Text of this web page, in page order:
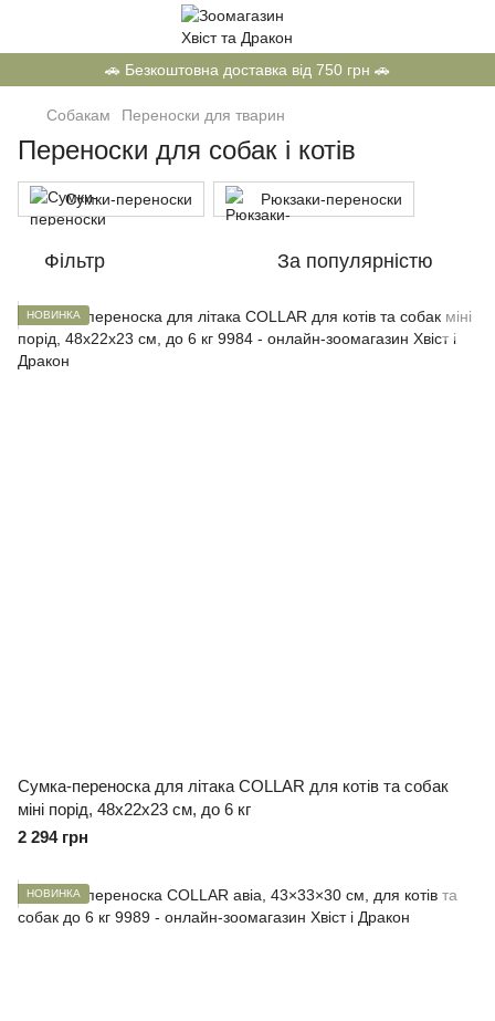
🚗 Безкоштовна доставка від 750 грн 🚗
Собакам Переноски для тварин
Переноски для собак і котів
Сумки-переноски Рюкзаки-переноски
Фільтр За популярністю
НОВИНКА
Сумка-переноска для літака COLLAR для котів та собак
міні порід, 48х22х23 см, до 6 кг
2 294 грн
НОВИНКА